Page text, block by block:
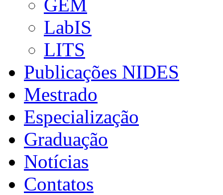
GEM
LabIS
LITS
Publicações NIDES
Mestrado
Especialização
Graduação
Notícias
Contatos